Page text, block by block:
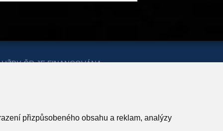
přizpůsobeného obsahu a reklam, analýzy
ČR JE FINANCOVÁNA